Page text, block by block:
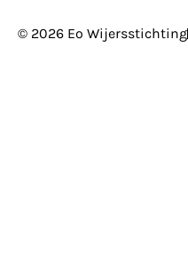
© 2026 Eo Wijersstichting